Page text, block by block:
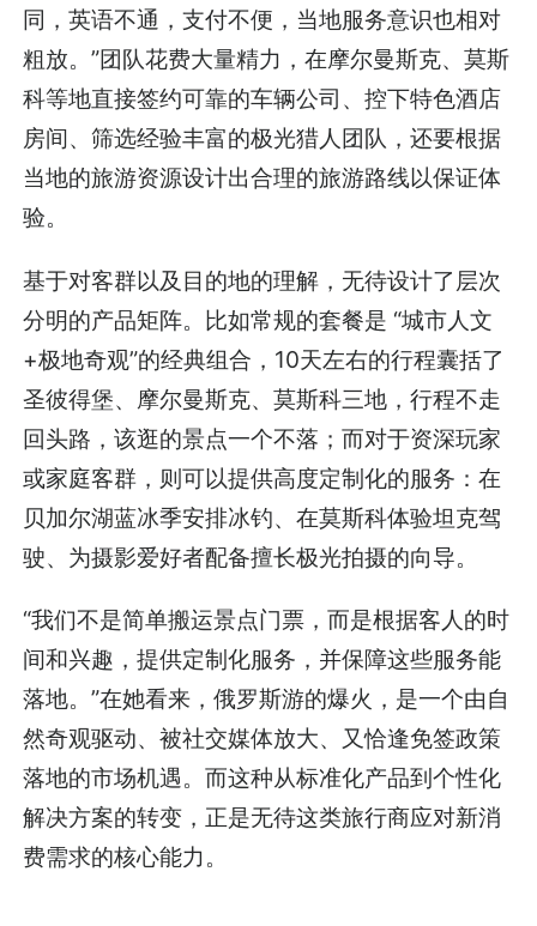
同，英语不通，支付不便，当地服务意识也相对
粗放。”团队花费大量精力，在摩尔曼斯克、莫斯
科等地直接签约可靠的车辆公司、控下特色酒店
房间、筛选经验丰富的极光猎人团队，还要根据
当地的旅游资源设计出合理的旅游路线以保证体
验。
基于对客群以及目的地的理解，无待设计了层次
分明的产品矩阵。比如常规的套餐是 “城市人文
+极地奇观”的经典组合，10天左右的行程囊括了
圣彼得堡、摩尔曼斯克、莫斯科三地，行程不走
回头路，该逛的景点一个不落；而对于资深玩家
或家庭客群，则可以提供高度定制化的服务：在
贝加尔湖蓝冰季安排冰钓、在莫斯科体验坦克驾
驶、为摄影爱好者配备擅长极光拍摄的向导。
“我们不是简单搬运景点门票，而是根据客人的时
间和兴趣，提供定制化服务，并保障这些服务能
落地。”在她看来，俄罗斯游的爆火，是一个由自
然奇观驱动、被社交媒体放大、又恰逢免签政策
落地的市场机遇。而这种从标准化产品到个性化
解决方案的转变，正是无待这类旅行商应对新消
费需求的核心能力。